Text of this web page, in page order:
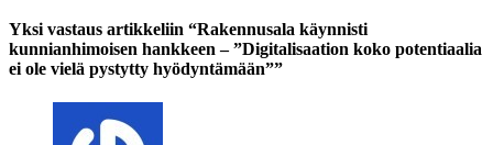
Yksi vastaus artikkeliin “Rakennusala käynnisti
kunnianhimoisen hankkeen – ”Digitalisaation koko potentiaalia
ei ole vielä pystytty hyödyntämään””